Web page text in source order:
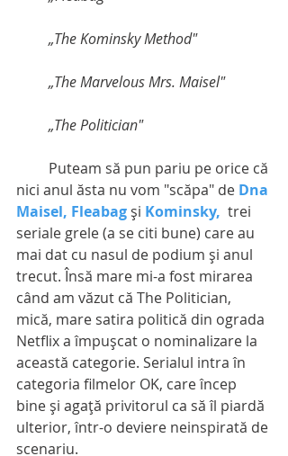
         „The Kominsky Method"
         „The Marvelous Mrs. Maisel"
         „The Politician"
nici anul ăsta nu vom "scăpa" de Dna
Maisel, Fleabag şi Kominsky,
  trei
seriale grele (a se citi bune) care au
mai dat cu nasul de podium şi anul
trecut. Însă mare mi-a fost mirarea
când am văzut că The Politician,
mică, mare satira politică din ograda
Netflix a împuşcat o nominalizare la
această categorie. Serialul intra în
categoria filmelor OK, care încep
bine şi agaţă privitorul ca să îl piardă
ulterior, într-o deviere neinspirată de
scenariu.